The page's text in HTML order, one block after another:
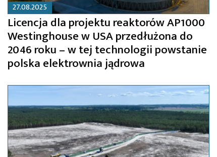
27.08.2025
Licencja dla projektu reaktorów AP1000
Westinghouse w USA przedłużona do
2046 roku – w tej technologii powstanie
polska elektrownia jądrowa